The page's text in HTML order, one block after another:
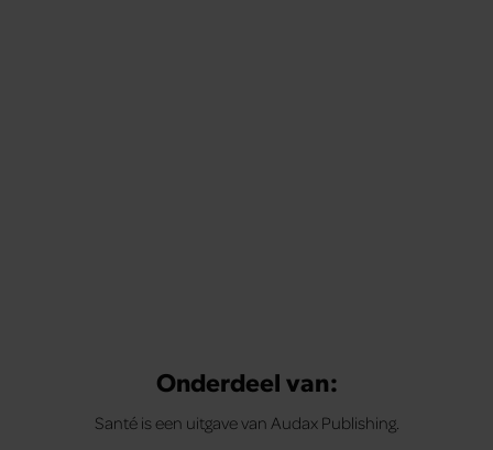
Onderdeel van:
Santé is een uitgave van Audax Publishing.